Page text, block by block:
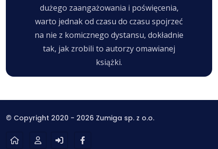
dużego zaangażowania i poświęcenia,
warto jednak od czasu do czasu spojrzeć
na nie z komicznego dystansu, dokładnie
tak, jak zrobili to autorzy omawianej
książki.
© Copyright 2020 - 2026 Zumiga sp. z o.o.